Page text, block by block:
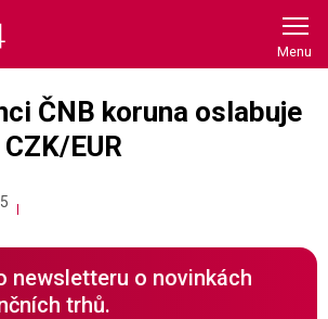
ČNB koruna oslabuje
EUR
newsletteru o novinkách
trhů.